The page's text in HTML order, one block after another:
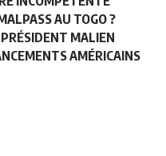
AU TOGO ?
MALIEN
AMÉRICAINS